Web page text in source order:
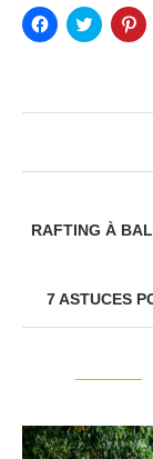
Cliquez
pour
une
Click
to
une
RAFTING À
7 ASTUCES